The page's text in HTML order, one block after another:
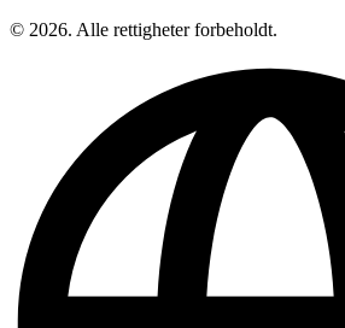
© 2026. Alle rettigheter forbeholdt.